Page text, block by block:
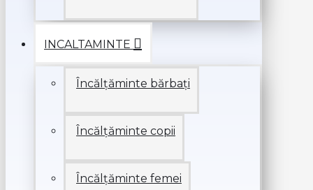
INCALTAMINTE
Încălțăminte bărbați
Încălțăminte copii
Încălțăminte femei